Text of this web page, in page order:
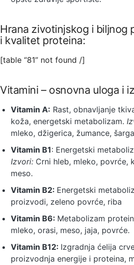
Hrana zivotinjskog i biljnog
i kvalitet proteina:
[table “81” not found /]
Vitamini – osnovna uloga i
Vitamin A: Rast, obnavljanje
koža, energetski metabolizam.
mleko, džigerica, žumance,
Vitamin B1: Energetski
Izvori: Crni hleb, mleko, povrće,
meso.
Vitamin B2: Energetski
proizvodi, zeleno povrće, riba
Vitamin B6: Metabolizam
mleko, orasi, meso, jaja, povrće.
Vitamin B12: Izgradnja ćelija
proizvodnja energije i proteina,